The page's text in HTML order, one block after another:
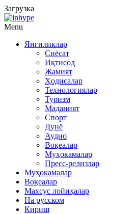
Загрузка
Menu
Янгиликлар
Сиёсат
Иқтисод
Жамият
Ҳодисалар
Технологиялар
Туризм
Маданият
Спорт
Дунё
Аудио
Воқеалар
Муҳокамалар
Пресс-релизлар
Муҳокамалар
Воқеалар
Махсус лойиҳалар
На русском
Кириш